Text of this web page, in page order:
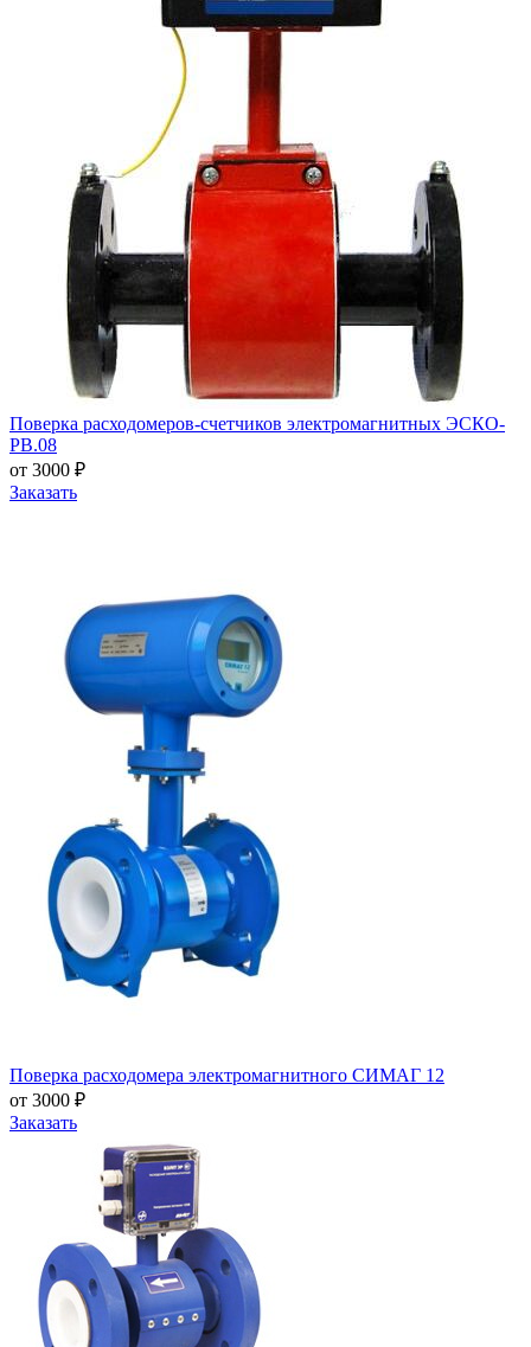
Поверка расходомеров-счетчиков электромагнитных ЭСКО-
РВ.08
от 3000 ₽
Заказать
Поверка расходомера электромагнитного СИМАГ 12
от 3000 ₽
Заказать